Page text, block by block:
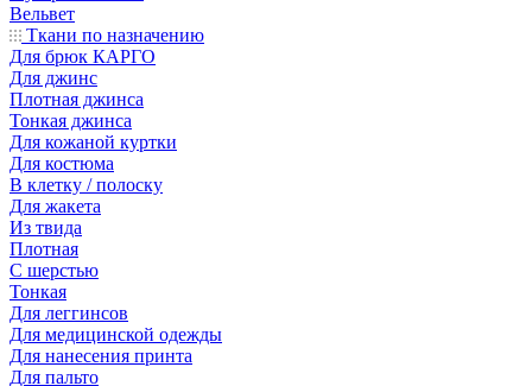
Вельвет
Ткани по назначению
Для брюк КАРГО
Для джинс
Плотная джинса
Тонкая джинса
Для кожаной куртки
Для костюма
В клетку / полоску
Для жакета
Из твида
Плотная
С шерстью
Тонкая
Для леггинсов
Для медицинской одежды
Для нанесения принта
Для пальто